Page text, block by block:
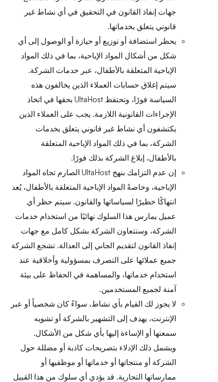
جهات إنفاذ القانون في التحقيق في أي نشاط غير
قانوني يتعلق بخدماتها.
يحظر استضافة أو توزيع أو حيازة أو الوصول إلى أي
شكل من أشكال المواد الإباحية، بما في ذلك المواد
الإباحية المتعلقة بالأطفال، عبر خدمات الشركة.
سيتم إغلاق حسابات العملاء الذين يخالفون هذه
السياسة فورًا، وتحتفظ UltaHost بحقها في اتخاذ
الإجراءات القانونية اللازمة. يجب على العملاء الذين
يكتشفون أي نشاط غير قانوني يتعلق بخدمات
الشركة، بما في ذلك المواد الإباحية المتعلقة
بالأطفال، إبلاغ الشركة بذلك فورًا.
إن عدم التزامك بنهج UltaHost الصارم تجاه المواد
الإباحية، وخاصةً المواد الإباحية المتعلقة بالأطفال، يُعد
انتهاكًا خطيرًا لسياساتها والقانون. سيتم حظر أي
عميل يمارس هذا السلوك نهائيًا من استخدام خدمات
الشركة، وستتعاون الشركة بشكل كامل مع جهات
إنفاذ القانون لتقديم الجاني إلى العدالة. تشجع الشركة
جميع عملائها على التصرف بمسؤولية وأخلاقية عند
استخدام خدماتها، والمساهمة في الحفاظ على بيئة
آمنة لجميع المستخدمين.
لا يجوز لك القيام بأي نشاط، سواءً كان شخصياً أو عبر
الإنترنت، يهدف إلى التشهير بالشركة أو تشويه
سمعتها أو الإساءة إليها بأي شكل من الأشكال.
ويشمل ذلك الإدلاء بتصريحات كاذبة أو مضللة حول
الشركة أو منتجاتها أو خدماتها أو موظفيها أو
ممارساتها التجارية. قد يؤدي أي سلوك من هذا القبيل